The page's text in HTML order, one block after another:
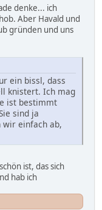
denke... ich
Aber Havald und
gründen und uns
ein bissl, dass
knistert. Ich mag
ist bestimmt
sind ja
wir einfach ab,
ist, das sich
hab ich